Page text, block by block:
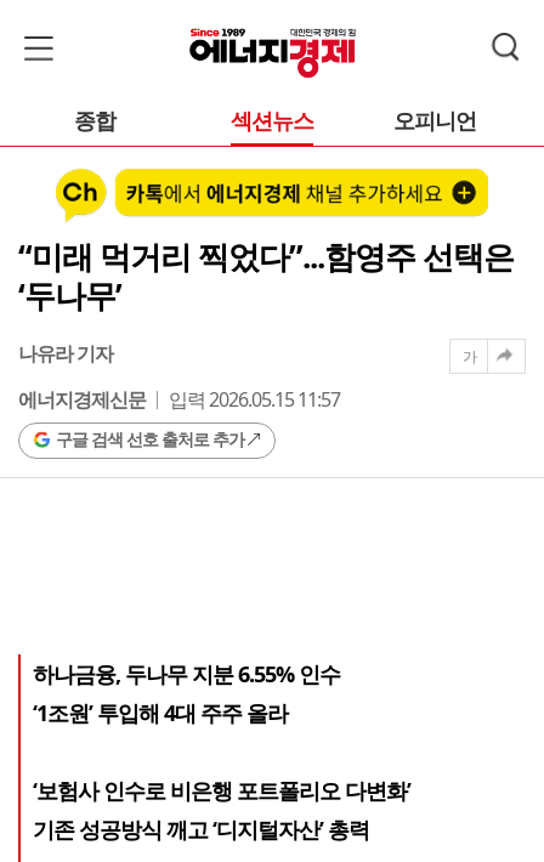
종합 섹션뉴스 오피니언
“미래 먹거리 찍었다”...함영주 선택은
‘두나무’
나유라 기자
에너지경제신문
입력 2026.05.15 11:57
구글 검색 선호 출처로 추가
가
하나금융, 두나무 지분 6.55% 인수
‘1조원’ 투입해 4대 주주 올라
‘보험사 인수로 비은행 포트폴리오 다변화’
기존 성공방식 깨고 ‘디지털자산’ 총력